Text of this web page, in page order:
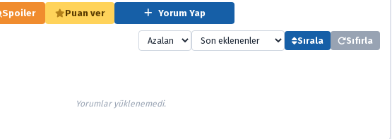
Spoiler Puan ver Yorum Yap
Sırala Sıfırla
Yorumlar yüklenemedi.